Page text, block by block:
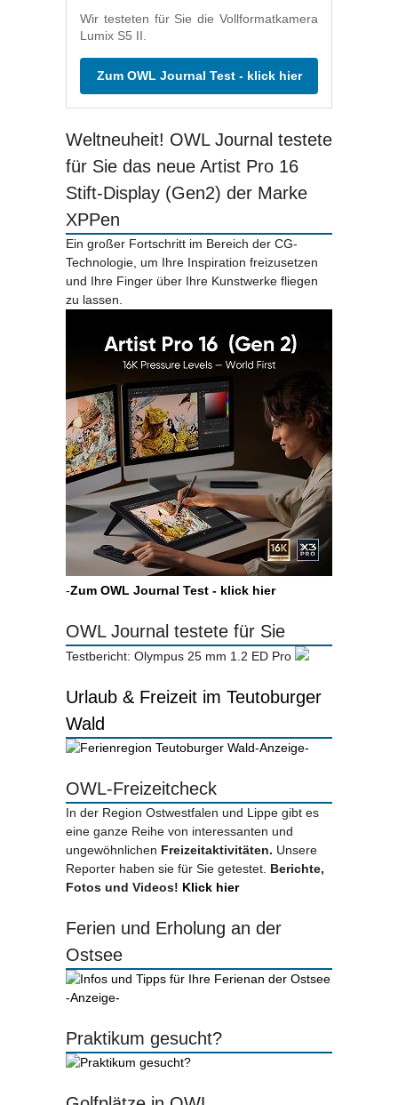
Wir testeten für Sie die Vollformatkamera
Lumix S5 II.
Zum OWL Journal Test - klick hier
Weltneuheit! OWL Journal testete
für Sie das neue Artist Pro 16
Stift-Display (Gen2) der Marke
XPPen
Ein großer Fortschritt im Bereich der CG-
Technologie, um Ihre Inspiration freizusetzen
und Ihre Finger über Ihre Kunstwerke fliegen
zu lassen.
-Zum OWL Journal Test - klick hier
OWL Journal testete für Sie
Testbericht: Olympus 25 mm 1.2 ED Pro
Urlaub & Freizeit im Teutoburger
Wald
-Anzeige-
OWL-Freizeitcheck
In der Region Ostwestfalen und Lippe gibt es
eine ganze Reihe von interessanten und
ungewöhnlichen Freizeitaktivitäten. Unsere
Reporter haben sie für Sie getestet. Berichte,
Fotos und Videos! Klick hier
Ferien und Erholung an der
Ostsee
-Anzeige-
Praktikum gesucht?